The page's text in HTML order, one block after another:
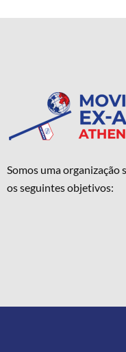
Somos uma organização
os seguintes objetivos: